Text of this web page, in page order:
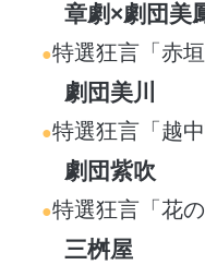
章劇×劇団美
特選狂言「赤
劇団美川
特選狂言「越
劇団紫吹
特選狂言「花
三桝屋